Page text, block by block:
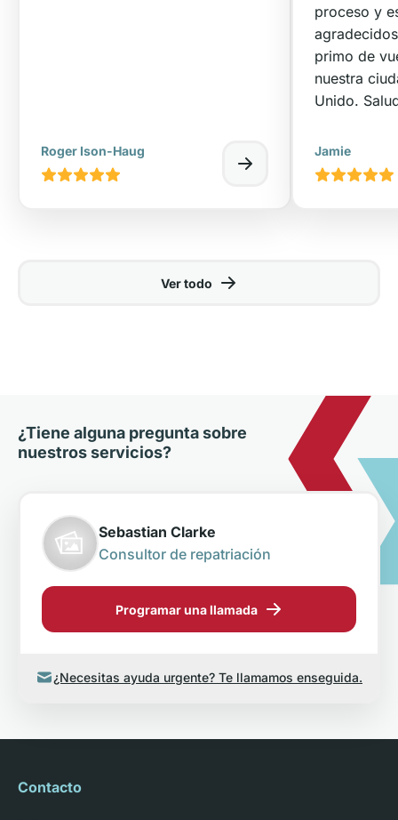
Roger Ison-Haug
proceso y
primo de
nuestra
Unido.
Jamie
Ver todo
¿Tiene alguna pregunta sobre
nuestros servicios?
Sebastian Clarke
Consultor de repatriación
Programar una llamada
¿Necesitas ayuda urgente? Te llamamos enseguida.
Contacto